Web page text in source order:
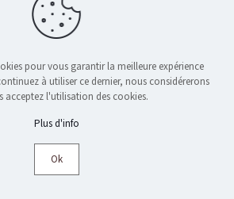
RGPD
pour vous garantir la meilleure expérience
à utiliser ce dernier, nous considérerons
acceptez l'utilisation des cookies.
Plus d'info
Ok